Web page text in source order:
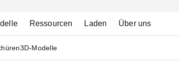
Ressourcen Laden Über uns
3D-Modelle